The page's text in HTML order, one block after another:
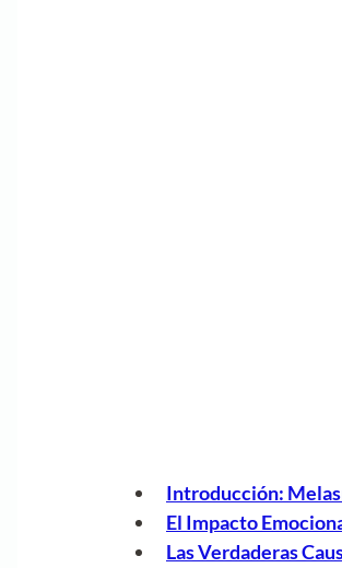
Introducción:
El Impacto
Las Verdaderas